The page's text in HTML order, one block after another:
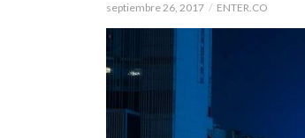
septiembre 26, 2017 ENTER.CO